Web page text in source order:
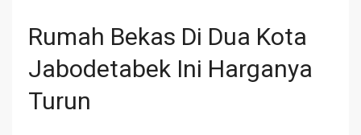
Rumah Bekas Di Dua Kota
Jabodetabek Ini Harganya
Turun